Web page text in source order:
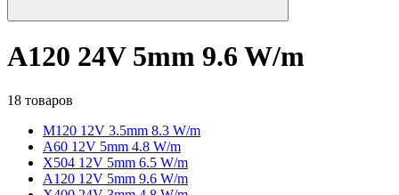
A120 24V 5mm 9.6 W/m
18 товаров
M120 12V 3.5mm 8.3 W/m
A60 12V 5mm 4.8 W/m
X504 12V 5mm 6.5 W/m
A120 12V 5mm 9.6 W/m